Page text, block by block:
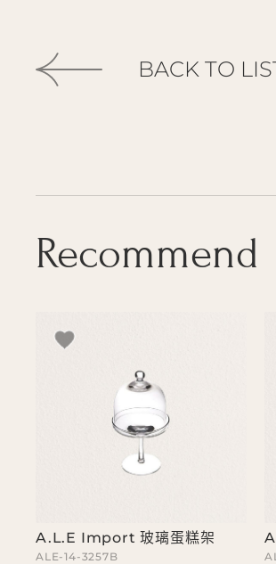
BACK TO
Recommend
A.L.E Import 玻璃蛋糕架
ALE-14-3257B